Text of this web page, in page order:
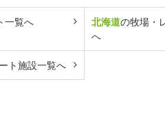
一覧へ 北海道の牧場・
へ
ト施設一覧へ